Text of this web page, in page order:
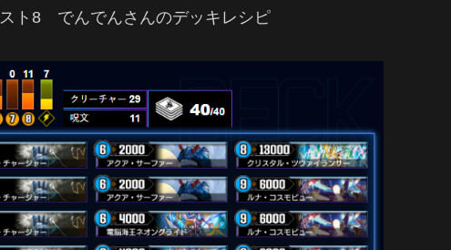
8 でんでんさんのデッキレシピ